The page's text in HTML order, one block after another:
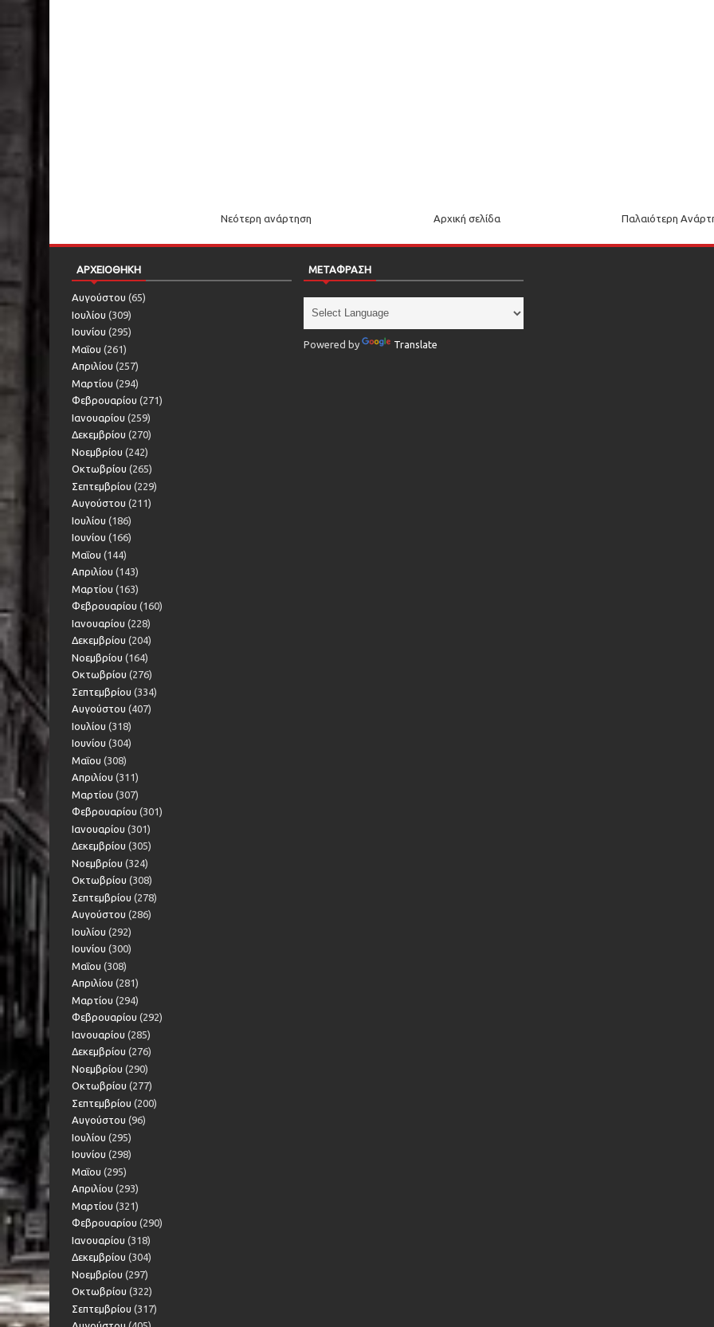
Νεότερη ανάρτηση Παλαιότερη
Αρχική σελίδα
ΑΡΧΕΙΟΘΗΚΗ
Αυγούστου (65)
Ιουλίου (309)
Ιουνίου (295)
Μαΐου (261)
Απριλίου (257)
Μαρτίου (294)
Φεβρουαρίου (271)
Ιανουαρίου (259)
Δεκεμβρίου (270)
Νοεμβρίου (242)
Οκτωβρίου (265)
Σεπτεμβρίου (229)
Αυγούστου (211)
Ιουλίου (186)
Ιουνίου (166)
Μαΐου (144)
Απριλίου (143)
Μαρτίου (163)
Φεβρουαρίου (160)
Ιανουαρίου (228)
Δεκεμβρίου (204)
Νοεμβρίου (164)
Οκτωβρίου (276)
Σεπτεμβρίου (334)
Αυγούστου (407)
Ιουλίου (318)
Ιουνίου (304)
Μαΐου (308)
Απριλίου (311)
Μαρτίου (307)
Φεβρουαρίου (301)
Ιανουαρίου (301)
Δεκεμβρίου (305)
Νοεμβρίου (324)
Οκτωβρίου (308)
Σεπτεμβρίου (278)
Αυγούστου (286)
Ιουλίου (292)
Ιουνίου (300)
Μαΐου (308)
Απριλίου (281)
Μαρτίου (294)
Φεβρουαρίου (292)
Ιανουαρίου (285)
Δεκεμβρίου (276)
Νοεμβρίου (290)
Οκτωβρίου (277)
Σεπτεμβρίου (200)
Αυγούστου (96)
Ιουλίου (295)
Ιουνίου (298)
Μαΐου (295)
Απριλίου (293)
Μαρτίου (321)
Φεβρουαρίου (290)
Ιανουαρίου (318)
Δεκεμβρίου (304)
Νοεμβρίου (297)
Οκτωβρίου (322)
Σεπτεμβρίου (317)
ΜΕΤΑΦΡΑΣΗ
Powered by Translate